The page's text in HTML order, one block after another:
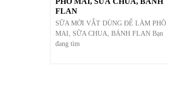
FLAN
SỮA MỚI VẮT DÙNG ĐỂ LÀM PHÔ
MAI, SỮA CHUA, BÁNH FLAN Bạn
đang tìm